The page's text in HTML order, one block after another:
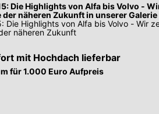
Die Highlights von Alfa bis Volvo -
näheren Zukunft in unserer Galerie
Die Highlights von Alfa bis Volvo - Wir
näheren Zukunft
mit Hochdach lieferbar
für 1.000 Euro Aufpreis